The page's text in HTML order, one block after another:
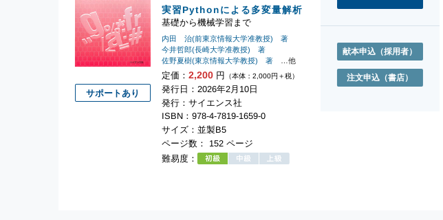
実習Pythonによる多変量解析
基礎から機械学習まで
内田 治(前東京情報大学准教授) 著
今井哲郎(長崎大学准教授) 著
佐野夏樹(東京情報大学教授) 著 …他
定価：2,200円 （本体：2,000円＋税）
発行日：2026年2月10日
発行：サイエンス社
ISBN：978-4-7819-1659-0
サイズ：並製B5
ページ数： 152 ページ
難易度：
サポートあり
献本申込 （採用者）
注文申込 （書店）